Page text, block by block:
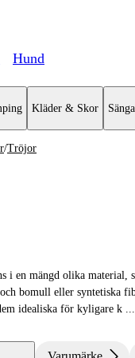
Hund
Kläder & Skor
Skjortor
/Tröjor
i en mängd olika
bomull eller syntetiska
idealiska för kyligare k ...